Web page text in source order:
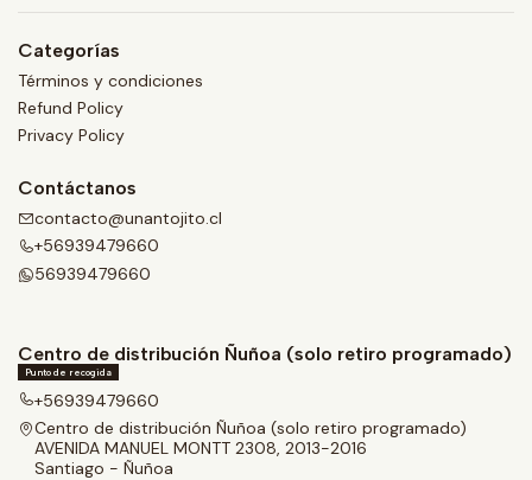
Categorías
Términos y condiciones
Refund Policy
Privacy Policy
Contáctanos
contacto@unantojito.cl
+56939479660
56939479660
Centro de distribución Ñuñoa (solo retiro programado)
Punto de recogida
+56939479660
Centro de distribución Ñuñoa (solo retiro programado)
AVENIDA MANUEL MONTT 2308, 2013-2016
Santiago - Ñuñoa